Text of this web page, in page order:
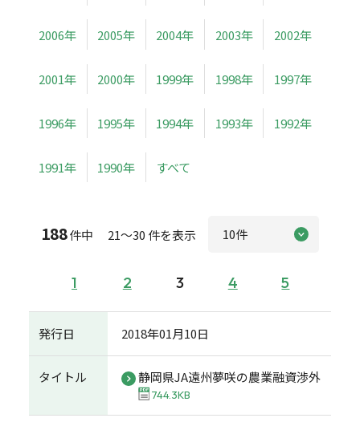
2006年 2005年 2004年 2003年 2002年
2001年 2000年 1999年 1998年 1997年
1996年 1995年 1994年 1993年 1992年
1991年 1990年 すべて
188件中 21～30 件を表示
1 2 3 4 5
発行日 2018年01月10日
タイトル 静岡県JA遠州夢咲の農業融資渉外
744.3KB